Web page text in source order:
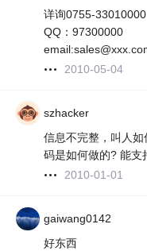
详询0755-33010000
QQ：97300000
2010-05-04
szhacker
信息不完整，叫人
码是如何做的? 能支
2010-01-01
gaiwang0142
好东西